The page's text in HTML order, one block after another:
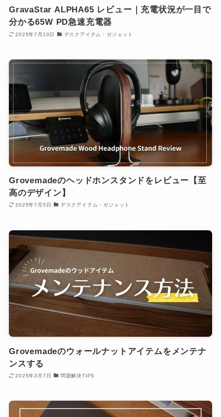
GravaStar ALPHA65 レビュー｜充電状況が一目で
分かる65W PD急速充電器
2025年7月10日 デスクアイテム・ガジェット
Grovemadeのヘッドホンスタンドをレビュー【至
高のデザイン】
2025年7月5日 デスクアイテム・ガジェット
Grovemadeのウォールナットアイテムをメンテナ
ンスする
2025年3月7日 問題解決TIPS